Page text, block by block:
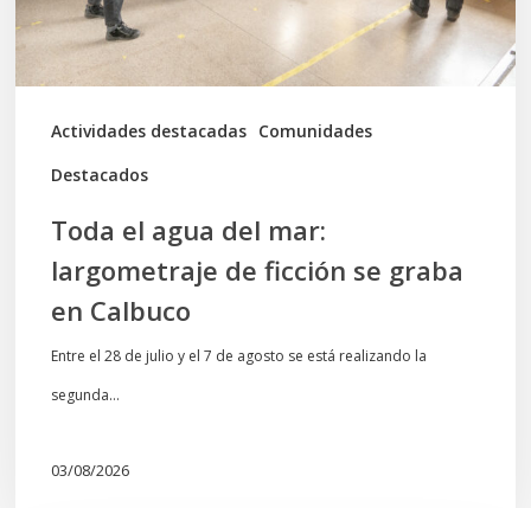
Actividades destacadas Comunidades
Destacados
ficción
se
graba
Toda el agua del mar:
largometraje de ficción se graba
en Calbuco
Entre el 28 de julio y el 7 de agosto se está realizando la
segunda…
03/08/2026